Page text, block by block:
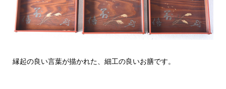
縁起の良い言葉が描かれた、細工の良いお膳です。